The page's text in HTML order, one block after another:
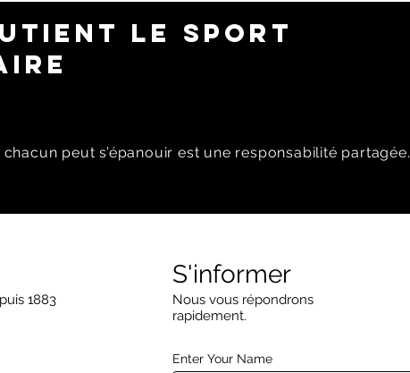
LE SPORT
peut s’épanouir est une responsabilité partagée.
1883
S'informer
Nous vous répondrons
rapidement.
Enter Your Name